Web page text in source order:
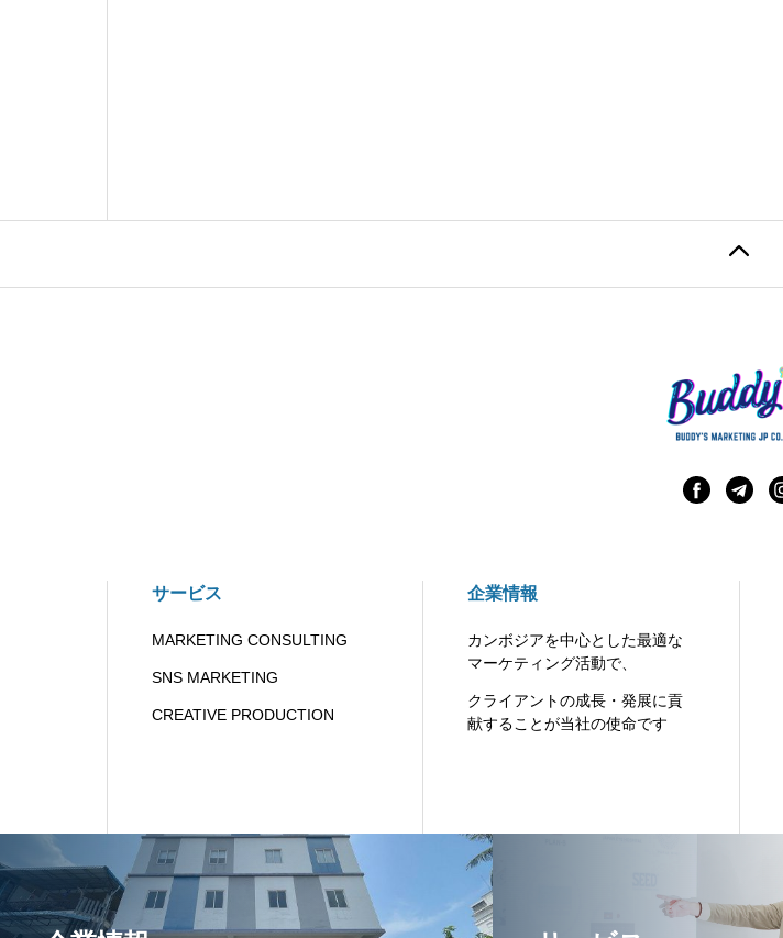
サービス
MARKETING CONSULTING
SNS MARKETING
CREATIVE PRODUCTION
企業情報
カンボジアを中心とした最適な
マーケティング活動で、
クライアントの成長・発展に貢
献することが当社の使命です